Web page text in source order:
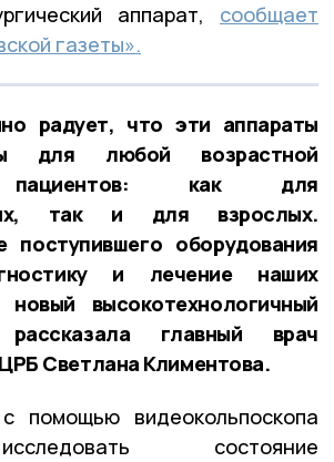
аппарат, сообщает
газеты».
радует, что эти аппараты
для любой возрастной
пациентов: как для
так и для взрослых.
поступившего оборудования
и лечение наших
высокотехнологичный
главный врач
Светлана Климентова.
помощью видеокольпоскопа
состояние